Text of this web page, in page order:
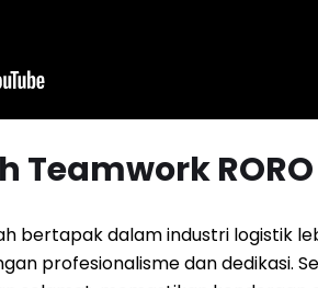
Teamwork
bertapak dalam industri logistik
profesionalisme dan dedikasi.